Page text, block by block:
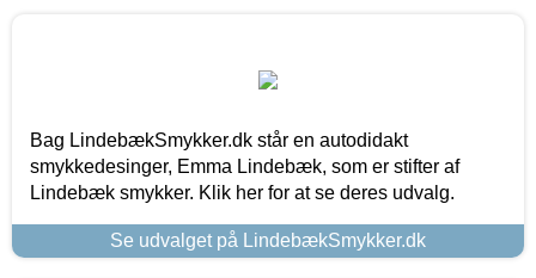
Bag LindebækSmykker.dk står en autodidakt
smykkedesinger, Emma Lindebæk, som er stifter af
Lindebæk smykker. Klik her for at se deres udvalg.
Se udvalget på LindebækSmykker.dk